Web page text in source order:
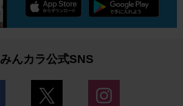
みんカラ公式SNS